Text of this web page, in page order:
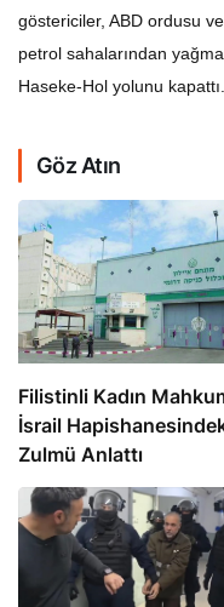
göstericiler, ABD ordusu
petrol sahalarından
Haseke-Hol yolunu kapattı.
Göz Atın
Filistinli Kadın
İsrail
Zulmü Anlattı